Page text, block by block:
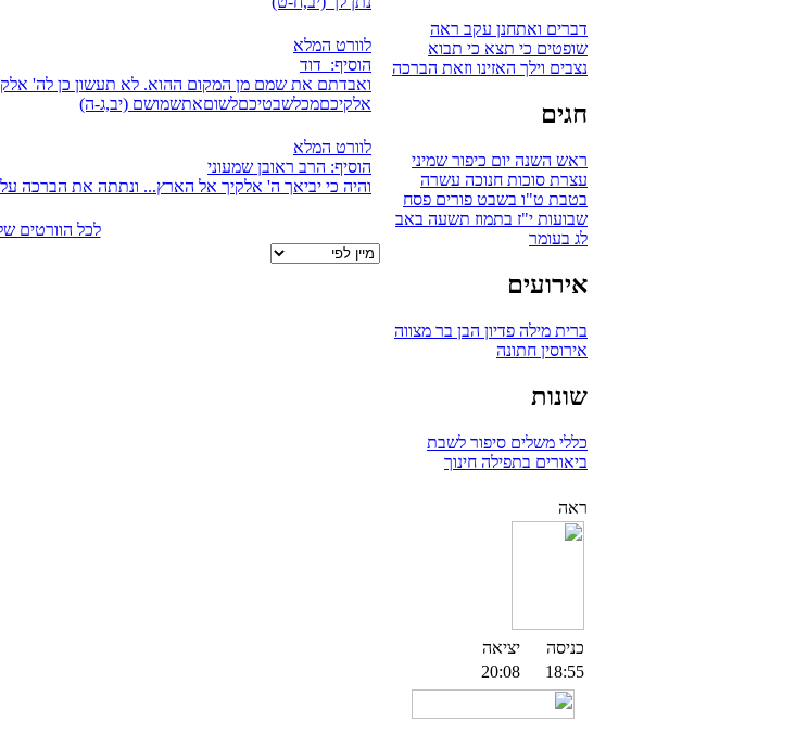
דברים ואתחנן עקב ראה
שופטים כי תצא כי תבוא
נצבים וילך האזינו וזאת הברכה
חגים
ראש השנה יום כיפור שמיני
עצרת סוכות חנוכה עשרה
בטבת ט"ו בשבט פורים פסח
שבועות י"ז בתמוז תשעה באב
לג בעומר
אירועים
ברית מילה פדיון הבן בר מצווה
אירוסין חתונה
שונות
כללי משלים סיפור לשבת
ביאורים בתפילה חינוך
ראה
כניסה
יציאה
18:55
20:08
לוורט המלא
הוסיף: דוד
ואבדתם את שמם מן המקום ההוא. לא תעשון כן לה'
אלקיכםמכלשבטיכםלשוםאתשמושם (יב,ג-ה)
לוורט המלא
הוסיף: הרב ראובן שמעוני
והיה כי יביאך ה' אלקיך אל הארץ... ונתתה את הברכה
לכל הוורטים